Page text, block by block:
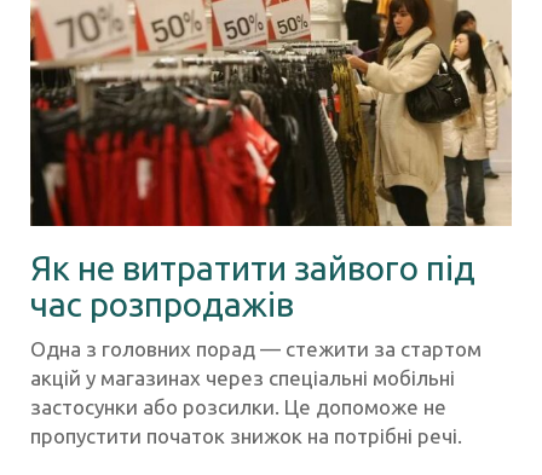
Як не витратити зайвого під
час розпродажів
Одна з головних порад — стежити за стартом
акцій у магазинах через спеціальні мобільні
застосунки або розсилки. Це допоможе не
пропустити початок знижок на потрібні речі.